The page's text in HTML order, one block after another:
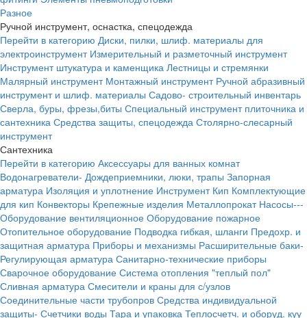
Разное
Ручной инструмент, оснастка, спецодежда
Перейти в категорию Диски, пилки, шлиф. материалы для
электроинструмент Измерительный и разметочный инструмент
Инструмент штукатура и каменщика Лестницы и стремянки
Малярный инструмент Монтажный инструмент Ручной абразивный
инструмент и шлиф. материалы Садово- строительный инвентарь
Сверла, буры, фрезы,биты Специальный инструмент плиточника и
сантехника Средства защиты, спецодежда Столярно-слесарный
инструмент
Сантехника
Перейти в категорию Аксессуары для ванных комнат
Водонагреватели- Дождеприемники, люки, трапы Запорная
арматура Изоляция и уплотнение Инструмент Кип Комплектующие
для кип Конвекторы Крепежные изделия Металлопрокат Насосы---
Оборудование вентиляционное Оборудование пожарное
Отопительное оборудование Подводка гибкая, шланги Предохр. и
защитная арматура Приборы и механизмы Расширительные баки-
Регулирующая арматура Санитарно-технические приборы
Сварочное оборудование Система отопления "теплый пол"
Сливная арматура Смесители и краны для с/узлов
Соединительные части трубопров Средства индивидуальной
защиты- Счетчики воды Тара и упаковка Теплосчетч. и оборуд. куу